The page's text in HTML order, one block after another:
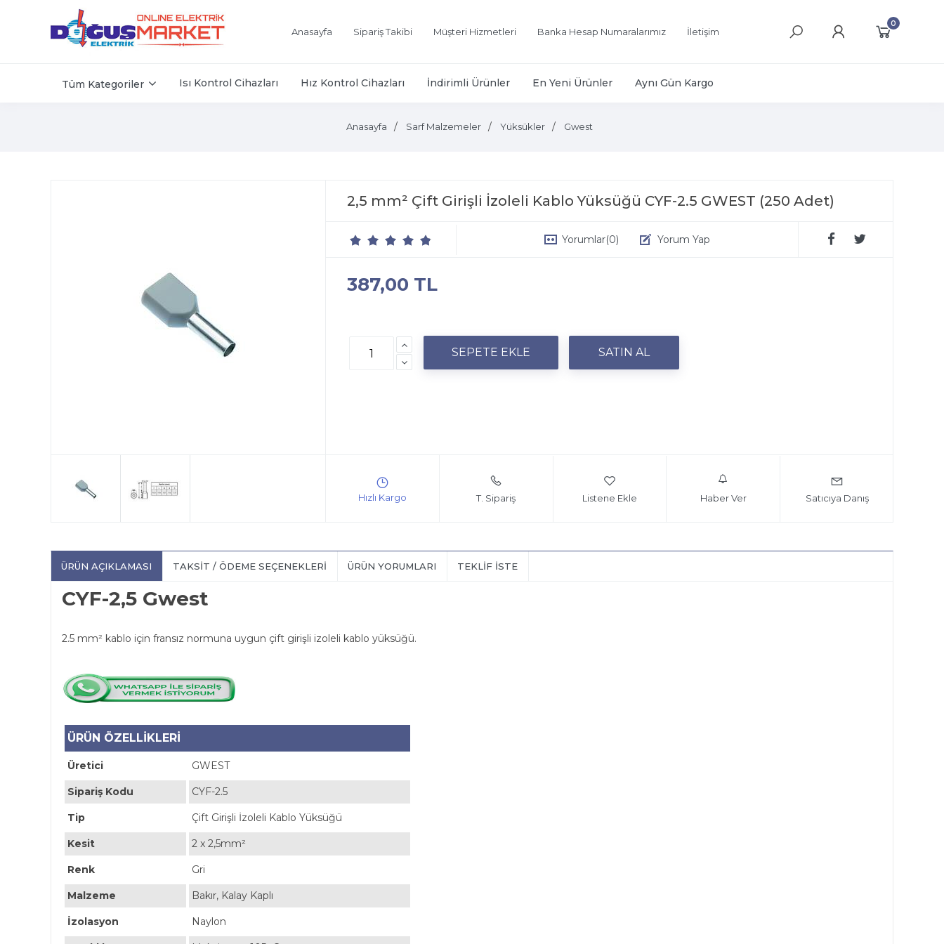
Anasayfa Sipariş Takibi Müşteri Hizmetleri Banka Hesap Numaralarımız İletişim
0
Tüm Kategoriler Isı Kontrol Cihazları Hız Kontrol Cihazları İndirimli Ürünler En Yeni Ürünler Aynı Gün Kargo
Anasayfa Sarf Malzemeler Yüksükler Gwest
2,5 mm² Çift Girişli İzoleli Kablo Yüksüğü CYF-2.5 GWEST (250 Adet)
Yorumlar(0) Yorum Yap
387,00 TL
T. Sipariş Listene Ekle Haber Ver Satıcıya Danış
ÜRÜN AÇIKLAMASI TAKSIT / ÖDEME SEÇENEKLERI ÜRÜN YORUMLARI TEKLIF İSTE
CYF-2,5 Gwest
2.5 mm² kablo için fransız normuna uygun çift girişli izoleli kablo yüksüğü.
ÜRÜN ÖZELLİKLERİ
Üretici GWEST
Sipariş Kodu CYF-2.5
Tip Çift Girişli İzoleli Kablo Yüksüğü
Kesit 2 x 2,5mm²
Renk Gri
Malzeme Bakır, Kalay Kaplı
İzolasyon Naylon